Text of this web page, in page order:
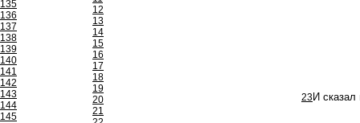
135
136
137
138
139
140
141
142
143
144
145
12
13
14
15
16
17
18
19
20
21
23И